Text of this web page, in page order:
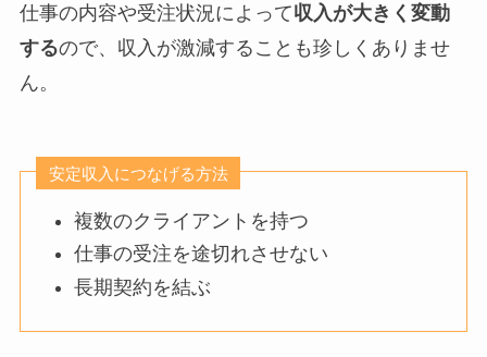
仕事の内容や受注状況によって収入が大きく変動
するので、収入が激減することも珍しくありませ
ん。
安定収入につなげる方法
複数のクライアントを持つ
仕事の受注を途切れさせない
長期契約を結ぶ